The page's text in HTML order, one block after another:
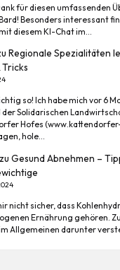
für diesen umfassenden
Besonders interessant
diesem KI-Chat im…
Regionale Spezialitäten
Tricks
so! Ich habe mich vor 6
Solidarischen
Hofes
hole…
zuGesund Abnehmen –
nicht sicher, dass
Ernährung gehören.
Allgemeinen darunter